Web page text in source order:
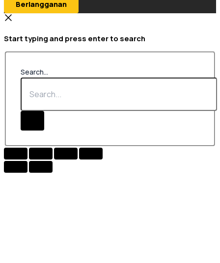
Berlangganan
Start typing and press enter to search
Search...